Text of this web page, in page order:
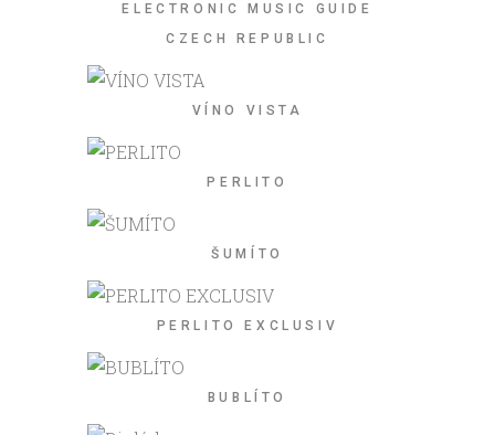
ELECTRONIC MUSIC GUIDE
CZECH REPUBLIC
VÍNO VISTA
PERLITO
ŠUMÍTO
PERLITO EXCLUSIV
BUBLÍTO